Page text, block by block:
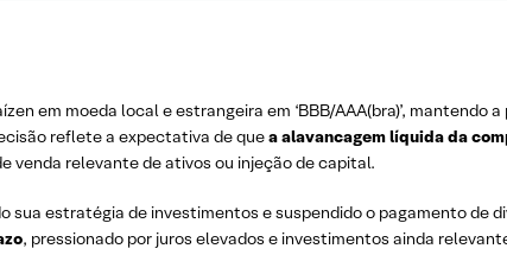
em moeda local e estrangeira em ‘BBB/AAA(bra)’, mantendo
reflete a expectativa de quea alavancagem líquida da
venda relevante de ativos ou injeção de capital.
estratégia de investimentos e suspendido o pagamento de
, pressionado por juros elevados e investimentos ainda